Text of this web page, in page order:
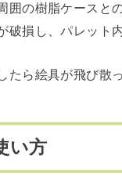
囲の樹脂ケースと
破損し、パレット
ら絵具が飛び散
い方